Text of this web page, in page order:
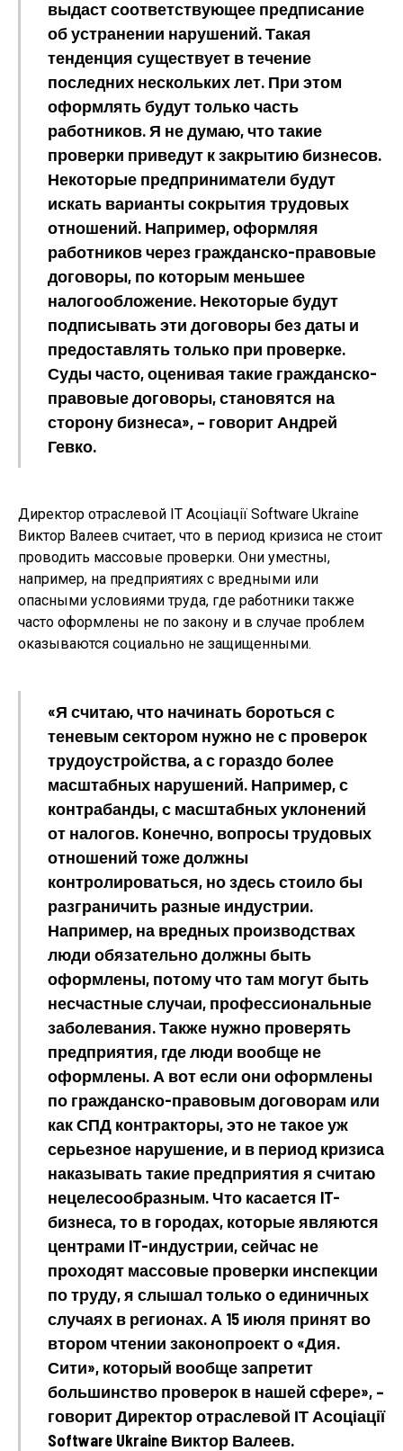
выдаст соответствующее предписание
об устранении нарушений. Такая
тенденция существует в течение
последних нескольких лет. При этом
оформлять будут только часть
работников. Я не думаю, что такие
проверки приведут к закрытию бизнесов.
Некоторые предприниматели будут
искать варианты сокрытия трудовых
отношений. Например, оформляя
работников через гражданско-правовые
договоры, по которым меньшее
налогообложение. Некоторые будут
подписывать эти договоры без даты и
предоставлять только при проверке.
Суды часто, оценивая такие гражданско-
правовые договоры, становятся на
сторону бизнеса», – говорит Андрей
Гевко.
Директор отраслевой ІТ Асоціації Software Ukraine
Виктор Валеев считает, что в период кризиса не стоит
проводить массовые проверки. Они уместны,
например, на предприятиях с вредными или
опасными условиями труда, где работники также
часто оформлены не по закону и в случае проблем
оказываются социально не защищенными.
«Я считаю, что начинать бороться с
теневым сектором нужно не с проверок
трудоустройства, а с гораздо более
масштабных нарушений. Например, с
контрабанды, с масштабных уклонений
от налогов. Конечно, вопросы трудовых
отношений тоже должны
контролироваться, но здесь стоило бы
разграничить разные индустрии.
Например, на вредных производствах
люди обязательно должны быть
оформлены, потому что там могут быть
несчастные случаи, профессиональные
заболевания. Также нужно проверять
предприятия, где люди вообще не
оформлены. А вот если они оформлены
по гражданско-правовым договорам или
как СПД контракторы, это не такое уж
серьезное нарушение, и в период кризиса
наказывать такие предприятия я считаю
нецелесообразным. Что касается IT-
бизнеса, то в городах, которые являются
центрами IT-индустрии, сейчас не
проходят массовые проверки инспекции
по труду, я слышал только о единичных
случаях в регионах. А 15 июля принят во
втором чтении законопроект о «Дия.
Сити», который вообще запретит
большинство проверок в нашей сфере», –
говорит Директор отраслевой ІТ Асоціації
Software Ukraine Виктор Валеев.